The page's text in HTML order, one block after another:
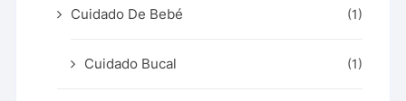
Cuidado De Bebé (1)
Cuidado Bucal (1)